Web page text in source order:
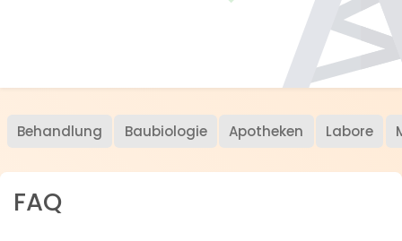
Behandlung Baubiologie Apotheken Labore
FAQ